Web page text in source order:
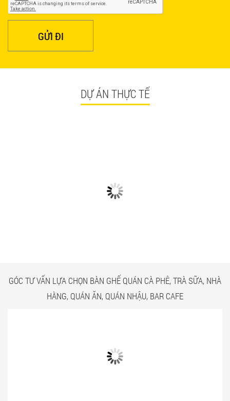
GỬI ĐI
DỰ ÁN THỰC TẾ
GÓC TƯ VẤN LỰA CHỌN BÀN GHẾ QUÁN CÀ PHÊ, TRÀ SỮA, NHÀ
HÀNG, QUÁN ĂN, QUÁN NHẬU, BAR CAFE